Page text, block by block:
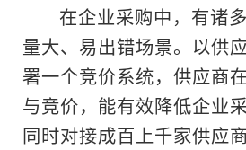
在企业采购中，有诸
量大、易出错场景。以供
署一个竞价系统，供应商
与竞价，能有效降低企业
同时对接成百上千家供应